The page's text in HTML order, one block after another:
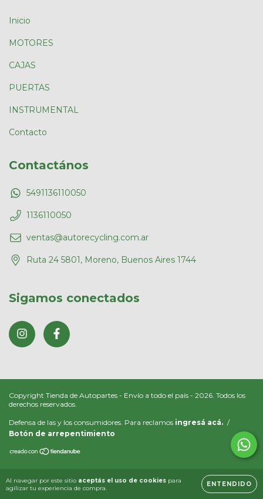
Al navegar por este sitio aceptás el uso de cookies para
agilizar tu experiencia de compra.
ENTENDIDO
Inicio
MOTORES
CAJAS
PUERTAS
INSTRUMENTAL
Contacto
Contactános
5491136110050
1136110050
ventas@autorecycling.com.ar
Ruta 24 5801, Moreno, Buenos Aires 1744
Sigamos conectados
Copyright Tienda de Autopartes - Envío a todo el país - 2026. Todos los
derechos reservados.
Defensa de las y los consumidores. Para reclamos ingresá acá. /
Botón de arrepentimiento